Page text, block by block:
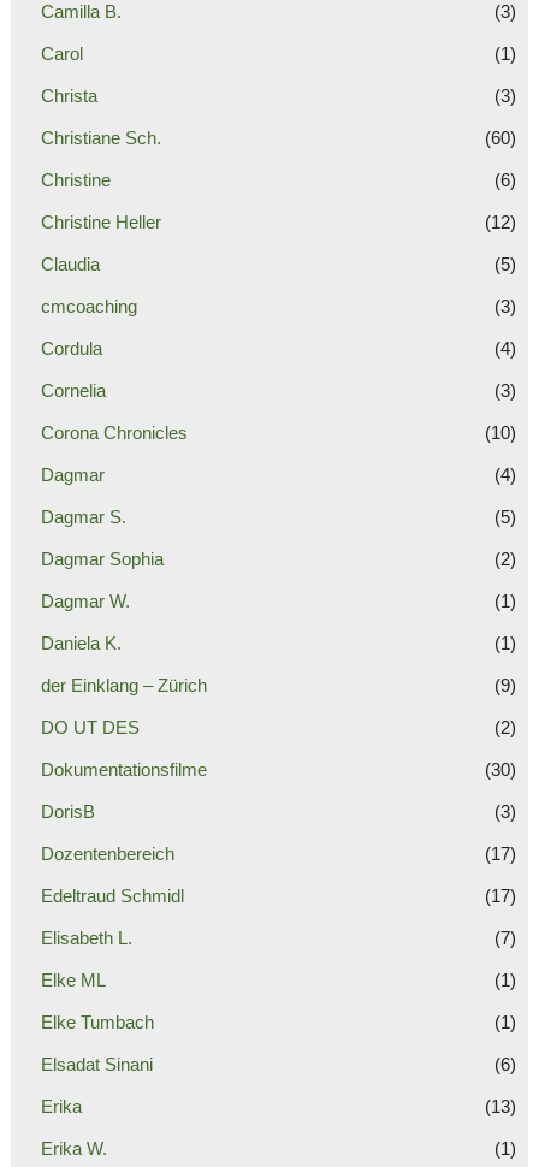
Camilla B. (3)
Carol (1)
Christa (3)
Christiane Sch. (60)
Christine (6)
Christine Heller (12)
Claudia (5)
cmcoaching (3)
Cordula (4)
Cornelia (3)
Corona Chronicles (10)
Dagmar (4)
Dagmar S. (5)
Dagmar Sophia (2)
Dagmar W. (1)
Daniela K. (1)
der Einklang – Zürich (9)
DO UT DES (2)
Dokumentationsfilme (30)
DorisB (3)
Dozentenbereich (17)
Edeltraud Schmidl (17)
Elisabeth L. (7)
Elke ML (1)
Elke Tumbach (1)
Elsadat Sinani (6)
Erika (13)
Erika W. (1)